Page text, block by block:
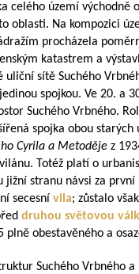
celého území východně
oblasti. Na kompozici
procházela
katastrem a
sítě Suchého
spojkou. Ve 20. a
Suchého Vrbného.
spojka obou starých
Cyrila a Metoděje z
Totéž platí o
jižní stranu návsi za první
secesní vila; zůstalo
druhou světovou
plně obestavěného a
Suchého Vrbného